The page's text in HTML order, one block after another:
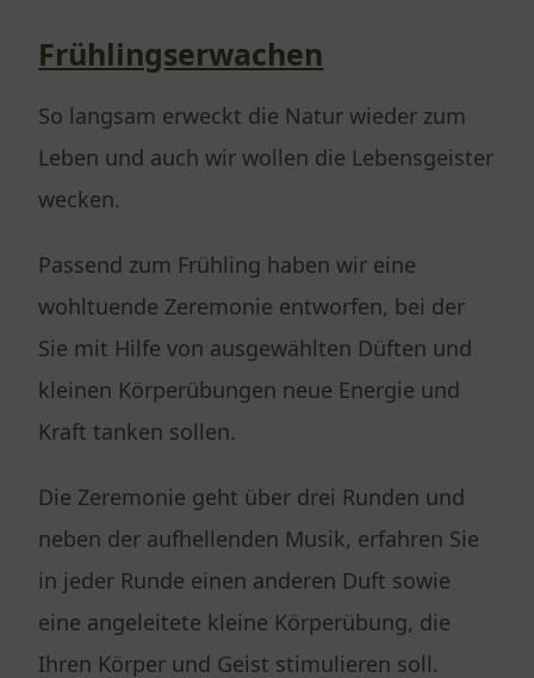
Frühlingserwachen
So langsam erweckt die Natur wieder zum
Leben und auch wir wollen die Lebensgeister
wecken.
Passend zum Frühling haben wir eine
wohltuende Zeremonie entworfen, bei der
Sie mit Hilfe von ausgewählten Düften und
kleinen Körperübungen neue Energie und
Kraft tanken sollen.
Die Zeremonie geht über drei Runden und
neben der aufhellenden Musik, erfahren Sie
in jeder Runde einen anderen Duft sowie
eine angeleitete kleine Körperübung, die
Ihren Körper und Geist stimulieren soll.